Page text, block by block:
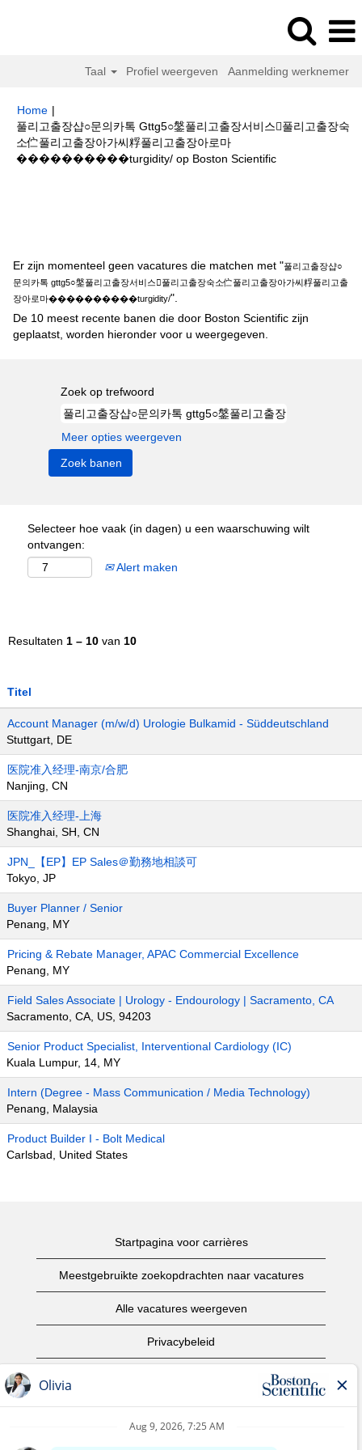
Taal Profiel weergeven Aanmelding werknemer
Home |
풀리고출장샵○문의카톡 Gttg5○鎜풀리고출장서비스풀리고출장숙
소伫풀리고출장아가씨粰풀리고출장아로마
����‍��‍����turgidity/ op Boston Scientific(huidige
Er zijn momenteel geen vacatures die matchen met "풀리고출장샵○
문의카톡 gttg5○鎜풀리고출장서비스풀리고출장숙소伫풀리고출장아가씨粰풀리고출
장아로마����‍��‍����turgidity/".
De 10 meest recente banen die door Boston Scientific zijn
geplaatst, worden hieronder voor u weergegeven.
Zoek op trefwoord
Meer opties weergeven
Selecteer hoe vaak (in dagen) u een waarschuwing wilt
ontvangen:
Alert maken
Resultaten 1 – 10 van 10
Titel
Account Manager (m/w/d) Urologie Bulkamid - Süddeutschland
Stuttgart, DE
医院准入经理-南京/合肥
Nanjing, CN
医院准入经理-上海
Shanghai, SH, CN
JPN_【EP】EP Sales＠勤務地相談可
Tokyo, JP
Buyer Planner / Senior
Penang, MY
Pricing & Rebate Manager, APAC Commercial Excellence
Penang, MY
Field Sales Associate | Urology - Endourology | Sacramento, CA
Sacramento, CA, US, 94203
Senior Product Specialist, Interventional Cardiology (IC)
Kuala Lumpur, 14, MY
Intern (Degree - Mass Communication / Media Technology)
Penang, Malaysia
Product Builder I - Bolt Medical
Carlsbad, United States
Startpagina voor carrières
Meestgebruikte zoekopdrachten naar vacatures
Alle vacatures weergeven
Privacybeleid
Copyright informatie